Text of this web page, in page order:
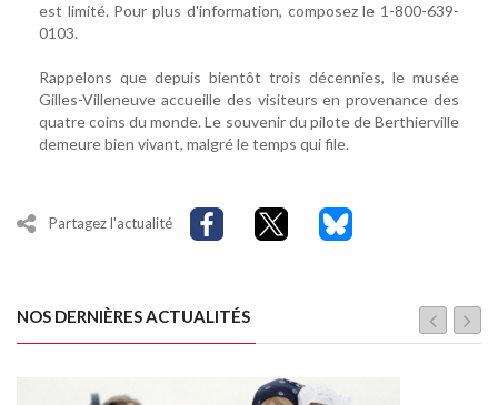
est limité. Pour plus d'information, composez le 1-800-639-
0103.
Rappelons que depuis bientôt trois décennies, le musée
Gilles-Villeneuve accueille des visiteurs en provenance des
quatre coins du monde. Le souvenir du pilote de Berthierville
demeure bien vivant, malgré le temps qui file.
Partagez l'actualité
NOS DERNIÈRES ACTUALITÉS